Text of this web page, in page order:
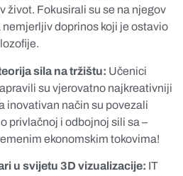
život. Fokusirali su se na njegov
nemjerljiv doprinos koji je ostavio
sila na tržištu: Učenici
su vjerovatno najkreativniji
inovativan način su povezali
privlačnoj i odbojnoj sili sa –
ekonomskim tokovima!
u svijetu 3D vizualizacije: IT